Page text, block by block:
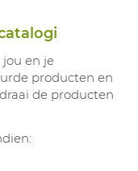
en je
producten en
de producten